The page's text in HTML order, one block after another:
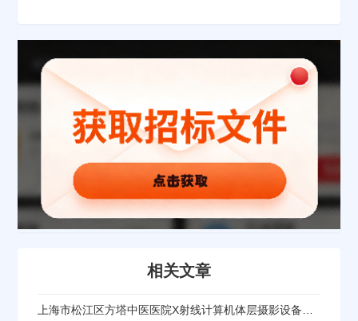
相关文章
上海市松江区方塔中医医院X射线计算机体层摄影设备的公开招标公告
请选择省市
经办人
联系方式
填写联系电话后会有服务中心的工作人员给您致电！
立即入驻